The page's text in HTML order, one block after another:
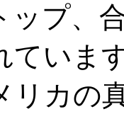
ップ、
ていま
カの